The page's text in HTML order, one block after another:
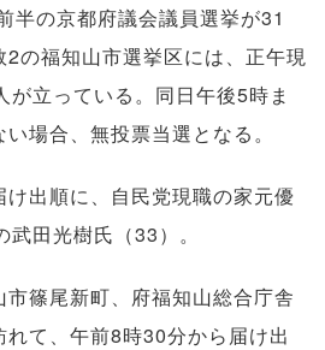
の京都府議会議員選挙が31
2の福知山市選挙区には、正午現
立っている。同日午後5時ま
場合、無投票当選となる。
出順に、自民党現職の家元優
田光樹氏（33）。
篠尾新町、府福知山総合庁舎
て、午前8時30分から届け出